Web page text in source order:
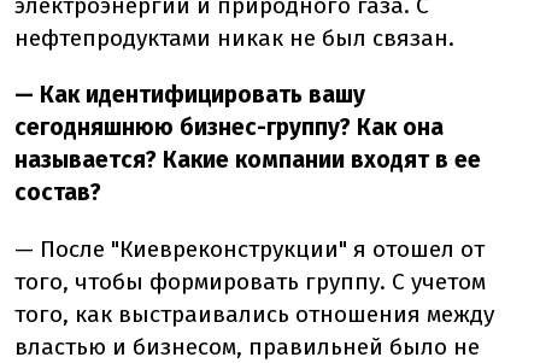
электроэнергии и природного газа. С
нефтепродуктами никак не был связан.
— Как идентифицировать вашу
сегодняшнюю бизнес-группу? Как она
называется? Какие компании входят в ее
состав?
— После "Киевреконструкции" я отошел от
того, чтобы формировать группу. С учетом
того, как выстраивались отношения между
властью и бизнесом, правильней было не